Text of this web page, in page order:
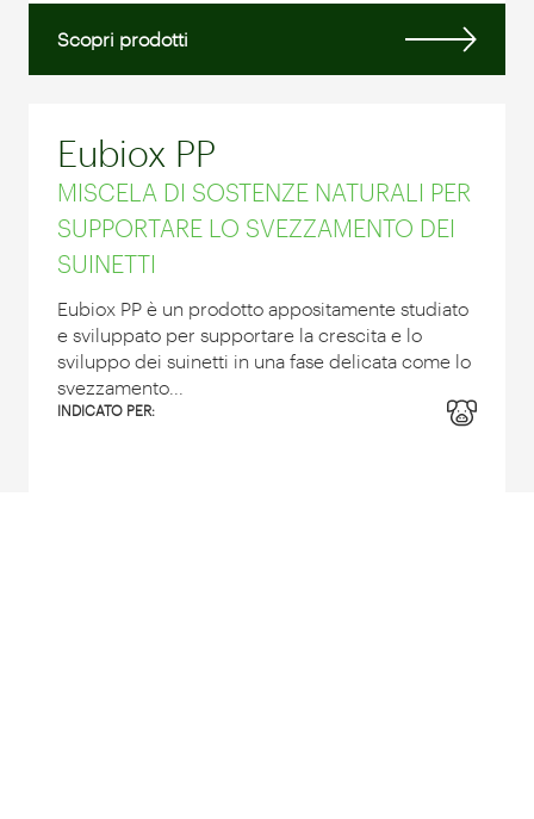
Scopri prodotti
Eubiox PP
MISCELA DI SOSTENZE NATURALI PER
SUPPORTARE LO SVEZZAMENTO DEI
SUINETTI
Eubiox PP è un prodotto appositamente studiato
e sviluppato per supportare la crescita e lo
sviluppo dei suinetti in una fase delicata come lo
svezzamento...
INDICATO PER: